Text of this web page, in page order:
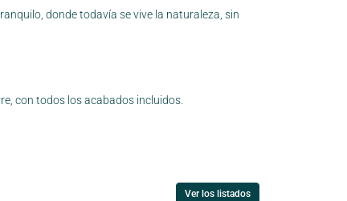
donde todavía se vive la naturaleza, sin
con todos los acabados incluidos.
Ver los listados